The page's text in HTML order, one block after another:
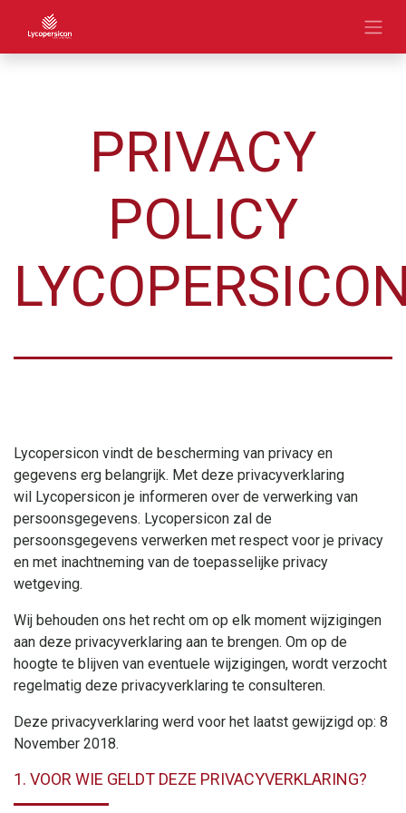
PRIVACY
POLICY
Lycopersicon vindt de bescherming van privacy en
gegevens erg belangrijk. Met deze privacyverklaring
wil Lycopersicon je informeren over de verwerking van
persoonsgegevens. Lycopersicon zal de
persoonsgegevens verwerken met respect voor je privacy
en met inachtneming van de toepasselijke privacy
wetgeving.
Wij behouden ons het recht om op elk moment wijzigingen
aan deze privacyverklaring aan te brengen. Om op de
hoogte te blijven van eventuele wijzigingen, wordt verzocht
regelmatig deze privacyverklaring te consulteren.
Deze privacyverklaring werd voor het laatst gewijzigd op: 8
November 2018.
1. VOOR WIE GELDT DEZE PRIVACYVERKLARING?